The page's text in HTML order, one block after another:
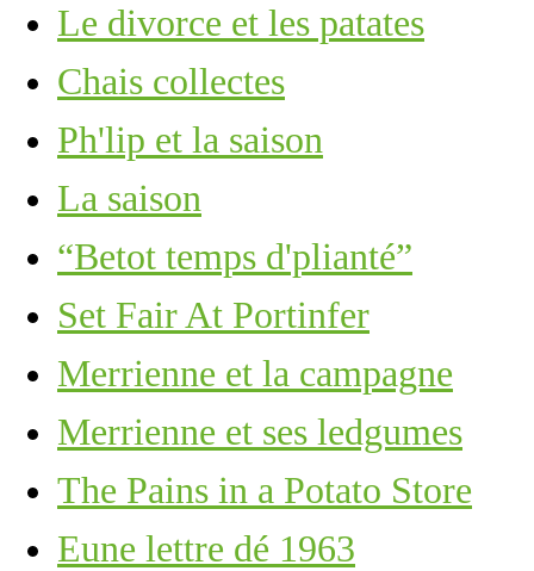
Le divorce et les patates
Chais collectes
Ph'lip et la saison
La saison
“Betot temps d'plianté”
Set Fair At Portinfer
Merrienne et la campagne
Merrienne et ses ledgumes
The Pains in a Potato Store
Eune lettre dé 1963